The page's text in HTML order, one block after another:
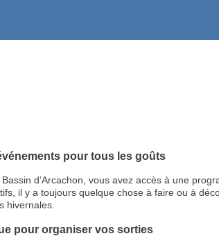
pour tous les goûts
Bassin d’Arcachon, vous avez accès à une
il y a toujours quelque chose à faire ou à
hivernales.
pour organiser vos sorties